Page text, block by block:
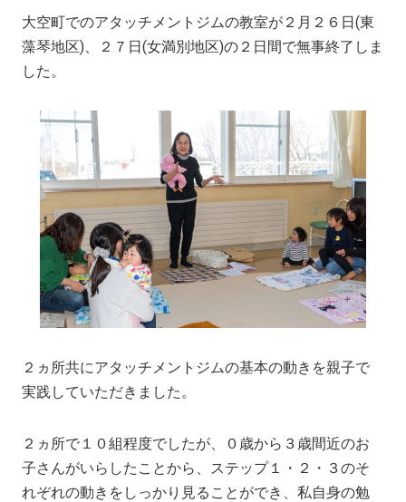
大空町でのアタッチメントジムの教室が２月２６日(東
藻琴地区)、２７日(女満別地区)の２日間で無事終了しま
した。
２ヵ所共にアタッチメントジムの基本の動きを親子で
実践していただきました。
２ヵ所で１０組程度でしたが、０歳から３歳間近のお
子さんがいらしたことから、ステップ１・２・３のそ
れぞれの動きをしっかり見ることができ、私自身の勉